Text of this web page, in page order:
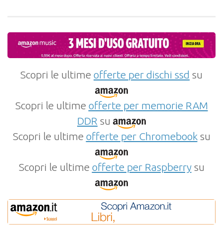
Scopri le ultime offerte per dischi ssd su
Scopri le ultime offerte per memorie RAM
DDR su
Scopri le ultime offerte per Chromebooksu
Scopri le ultime offerte per Raspberrysu